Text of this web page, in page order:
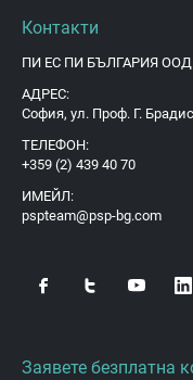
Контакти
ПИ ЕС ПИ БЪЛГАРИЯ ООД
АДРЕС:
София, ул. Проф. Г.
ТЕЛЕФОН:
+359 (2) 439 40 70
ИМЕЙЛ:
pspteam@psp-bg.com
Заявете безплатна